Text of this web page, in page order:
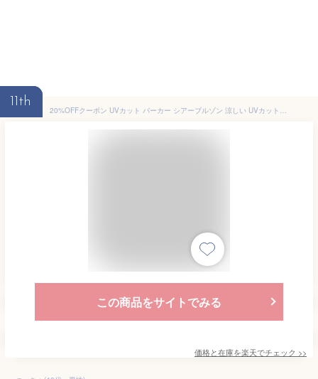
11th
20%OFFクーポン UVカット パーカー シアーブルゾン 涼しい UVカットポンチョ 接触冷感 UV パーカー 冷感 レディース ウインドブレーカー 遮光 日焼け防止 虫除け ひんやり 速乾 薄手 撥水 マウンテンパーカー シアーパーカー 長袖 紫外線カット 大きいサイズ 春 夏 S/M/L
この商品をサイトでみる
価格と在庫を楽天でチェック >>